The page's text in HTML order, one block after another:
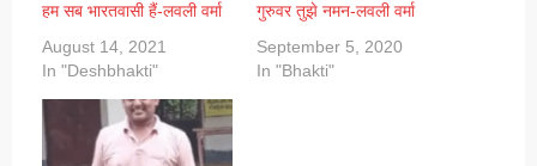
हम सब भारतवासी हैं-लवली वर्मा
August 14, 2021
In "Deshbhakti"
गुरुवर तुझे नमन-लवली वर्मा
September 5, 2020
In "Bhakti"